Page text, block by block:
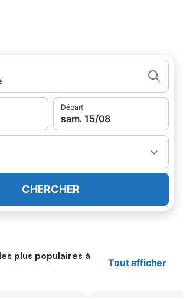
Départ
sam. 15/08
CHERCHER
plus populaires à
Tout afficher